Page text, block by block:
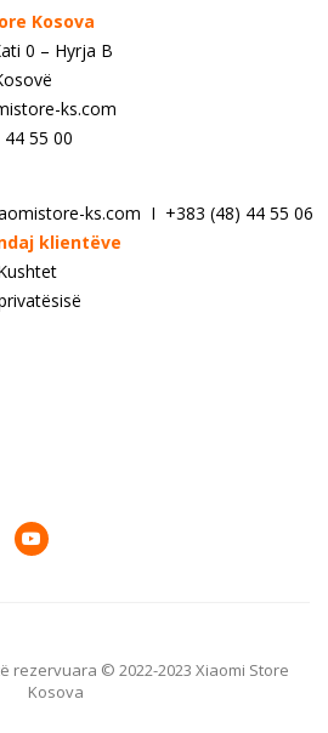
Kosova
0 – Hyrja B
ks.com
55 00
ks.com I +383 (48) 44 55 06
klientëve
rezervuara © 2022-2023 Xiaomi Store
Kosova